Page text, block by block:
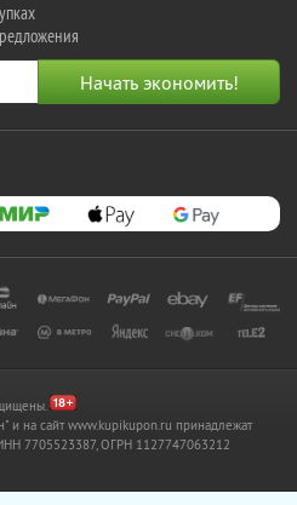
и на сайт www.kupikupon.ru принадлежат
7705523387, ОГРН 1127747063212